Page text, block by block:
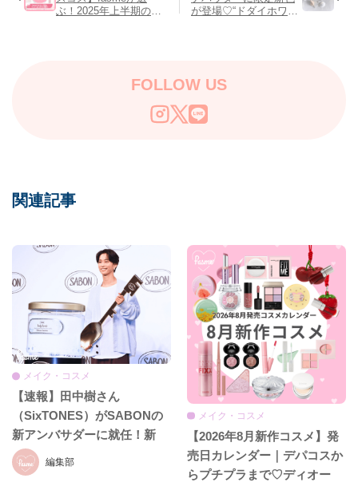
ぶ！2025年上半期のベ
が登場♡“ドダイホワイ
FOLLOW US
関連記事
編集部
メイク・コスメ
【速報】田中樹さん
（SixTONES）がSABONの
新アンバサダーに就任！新
CM初公開＆就任発表会をレ
ポ♡
メイク・コスメ
【2026年8月新作コスメ】発
売日カレンダー｜デパコスか
らプチプラまで♡ディオー